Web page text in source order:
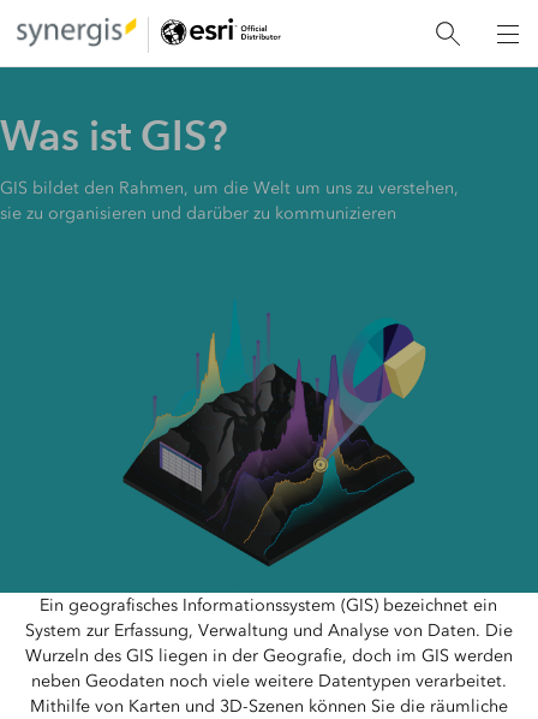
Was ist GIS?
GIS bildet den Rahmen, um die Welt um uns zu verstehen,
sie zu organisieren und darüber zu kommunizieren
Ein geografisches Informationssystem (GIS) bezeichnet ein
System zur Erfassung, Verwaltung und Analyse von Daten. Die
Wurzeln des GIS liegen in der Geografie, doch im GIS werden
neben Geodaten noch viele weitere Datentypen verarbeitet.
Mithilfe von Karten und 3D-Szenen können Sie die räumliche